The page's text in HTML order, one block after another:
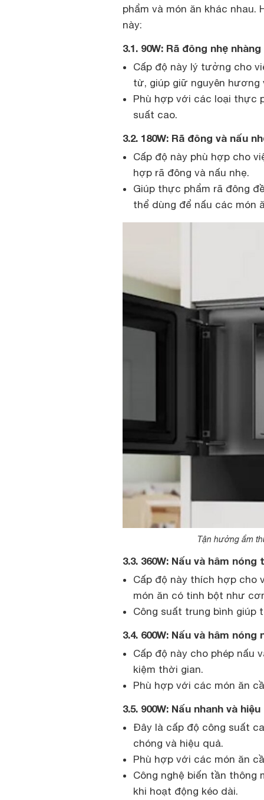
phẩm và món ăn khác
này:
3.1. 90W: Rã đông nhẹ nhàng
Cấp độ này lý tưởng cho
từ, giúp giữ nguyên
Phù hợp với các loại thực
suất cao.
3.2. 180W: Rã đông và nấu
Cấp độ này phù hợp cho
hợp rã đông và nấu nhẹ.
Giúp thực phẩm rã đông
thể dùng để nấu các món
Tận hưởng ẩm
3.3. 360W: Nấu và hâm nóng
Cấp độ này thích hợp cho
món ăn có tinh bột như
Công suất trung bình giúp
3.4. 600W: Nấu và hâm nóng
Cấp độ này cho phép nấu
kiệm thời gian.
Phù hợp với các món ăn
3.5. 900W: Nấu nhanh và
Đây là cấp độ công suất
chóng và hiệu quả.
Phù hợp với các món ăn
Công nghệ biến tần thông
khi hoạt động kéo dài.